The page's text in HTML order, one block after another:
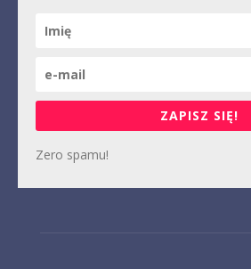
ZAPISZ SIĘ!
Zero spamu!